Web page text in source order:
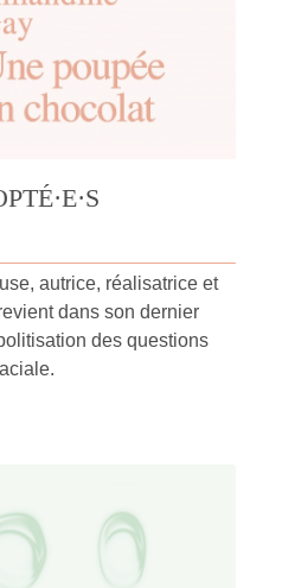
autrice, réalisatrice et
dans son dernier
des questions